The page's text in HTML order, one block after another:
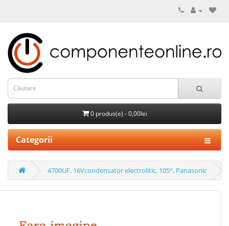
0 produs(e) - 0,00lei
Categorii
4700UF, 16Vcondensator electrolitic, 105°, Panasonic